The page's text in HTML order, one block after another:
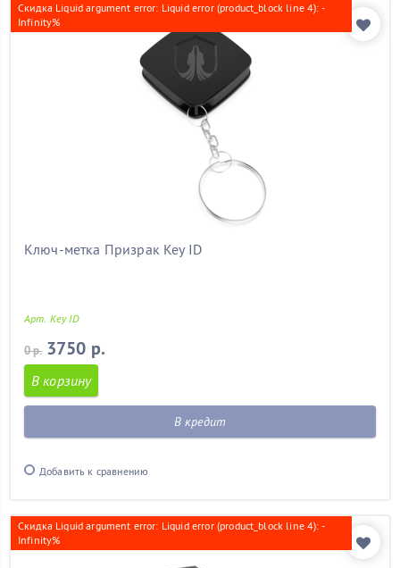
Скидка Liquid argument error: Liquid error (product_block line 4): -
Infinity%
Ключ-метка Призрак Key ID
Арт. Key ID
0 р. 3750 р.
В корзину
В кредит
Добавить к сравнению
Скидка Liquid argument error: Liquid error (product_block line 4): -
Infinity%